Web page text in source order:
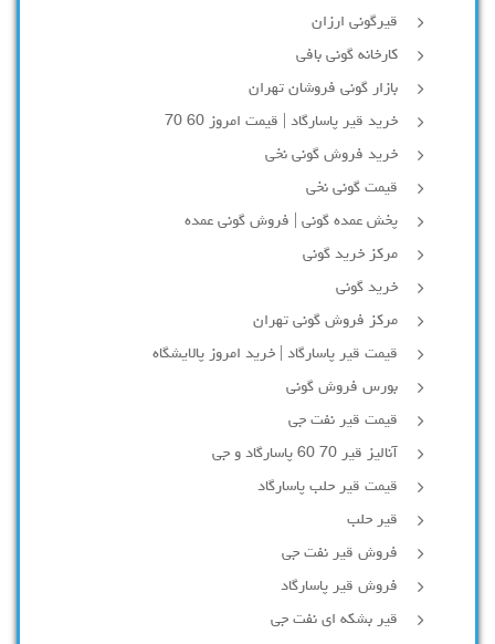
قیرگونی ارزان
کارخانه گونی بافی
بازار گونی فروشان تهران
خرید قیر پاسارگاد | قیمت امروز 60 70
خرید فروش گونی نخی
قیمت گونی نخی
پخش عمده گونی | فروش گونی عمده
مرکز خرید گونی
خرید گونی
مرکز فروش گونی تهران
قیمت قیر پاسارگاد | خرید امروز پالایشگاه
بورس فروش گونی
قیمت قیر نفت جی
آنالیز قیر 70 60 پاسارگاد و جی
قیمت قیر حلب پاسارگاد
قیر حلب
فروش قیر نفت جی
فروش قیر پاسارگاد
قیر بشکه ای نفت جی